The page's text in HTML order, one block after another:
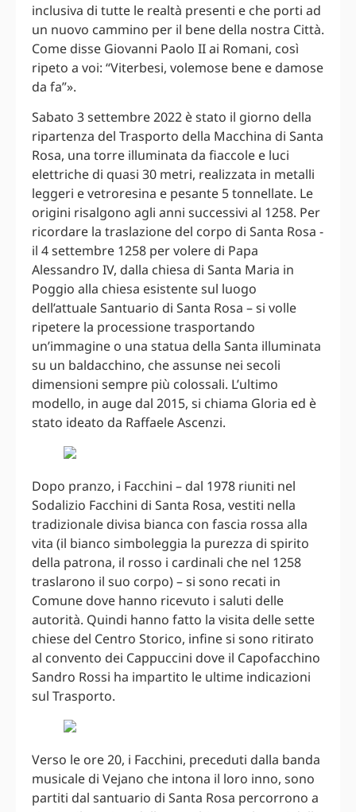
inclusiva di tutte le realtà presenti e che porti ad
un nuovo cammino per il bene della nostra Città.
Come disse Giovanni Paolo II ai Romani, così
ripeto a voi: “Viterbesi, volemose bene e damose
da fa”».
Sabato 3 settembre 2022 è stato il giorno della
ripartenza del Trasporto della Macchina di Santa
Rosa, una torre illuminata da fiaccole e luci
elettriche di quasi 30 metri, realizzata in metalli
leggeri e vetroresina e pesante 5 tonnellate. Le
origini risalgono agli anni successivi al 1258. Per
ricordare la traslazione del corpo di Santa Rosa -
il 4 settembre 1258 per volere di Papa
Alessandro IV, dalla chiesa di Santa Maria in
Poggio alla chiesa esistente sul luogo
dell’attuale Santuario di Santa Rosa – si volle
ripetere la processione trasportando
un’immagine o una statua della Santa illuminata
su un baldacchino, che assunse nei secoli
dimensioni sempre più colossali. L’ultimo
modello, in auge dal 2015, si chiama Gloria ed è
stato ideato da Raffaele Ascenzi.
Dopo pranzo, i Facchini – dal 1978 riuniti nel
Sodalizio Facchini di Santa Rosa, vestiti nella
tradizionale divisa bianca con fascia rossa alla
vita (il bianco simboleggia la purezza di spirito
della patrona, il rosso i cardinali che nel 1258
traslarono il suo corpo) – si sono recati in
Comune dove hanno ricevuto i saluti delle
autorità. Quindi hanno fatto la visita delle sette
chiese del Centro Storico, infine si sono ritirato
al convento dei Cappuccini dove il Capofacchino
Sandro Rossi ha impartito le ultime indicazioni
sul Trasporto.
Verso le ore 20, i Facchini, preceduti dalla banda
musicale di Vejano che intona il loro inno, sono
partiti dal santuario di Santa Rosa percorrono a